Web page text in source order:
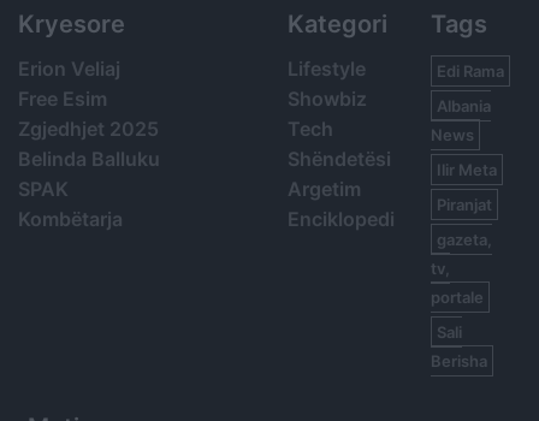
Kryesore
Erion Veliaj
Free Esim
Zgjedhjet 2025
Belinda Balluku
SPAK
Kombëtarja
Kategori
Lifestyle
Showbiz
Tech
Shëndetësi
Argetim
Enciklopedi
Tags
Edi Rama
Albania
News
Ilir Meta
Piranjat
gazeta,
tv,
portale
Sali
Berisha